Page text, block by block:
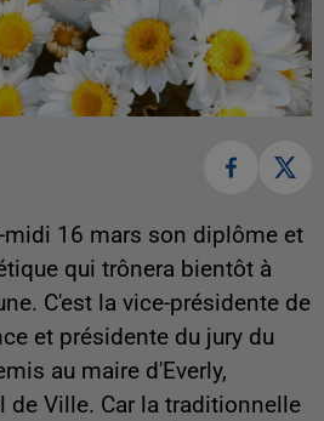
midi 16 mars son diplôme et
qui trônera bientôt à
C'est la vice-présidente de
et présidente du jury du
au maire d'Everly,
de Ville. Car la traditionnelle